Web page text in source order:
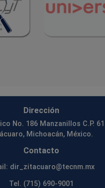
Dirección
No. 186 Manzanillos C.P.
Michoacán, México.
Contacto
dir_zitacuaro@tecnm.mx
Tel. (715) 690-9001